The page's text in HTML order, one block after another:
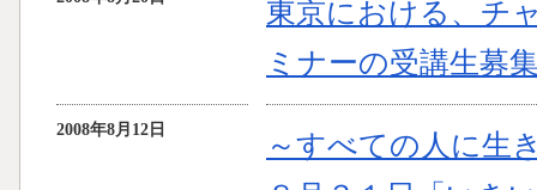
東京における、チ
ミナーの受講生募
2008年8月12日
～すべての人に